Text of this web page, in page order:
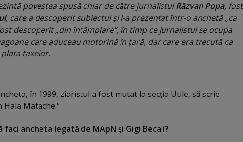
povestea spusă chiar de către jurnalistulRăzvan Popa, fost
, care a descoperit subiectul şi l-a prezentat într-o anchetă „ca
descoperit „din întâmplare”, în timp ce jurnalistul se ocupa
care aduceau motorină în ţară, dar care era trecută ca
taxelor.
în 1999, ziaristul a fost mutat la secţia Utile, să scrie
Hala Matache."
faci ancheta legată de MApN şi Gigi Becali?